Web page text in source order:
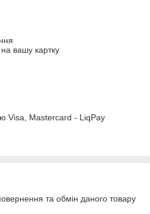
вашу картку
Visa, Mastercard - LiqPay
та обмін даного товару